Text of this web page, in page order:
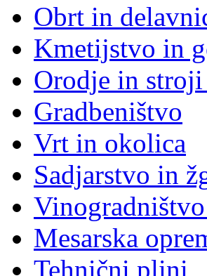
Obrt in
Kmetijstvo in
Orodje in
Gradbeništvo
Vrt in okolica
Sadjarstvo in
Mesarska
Tehnični plini